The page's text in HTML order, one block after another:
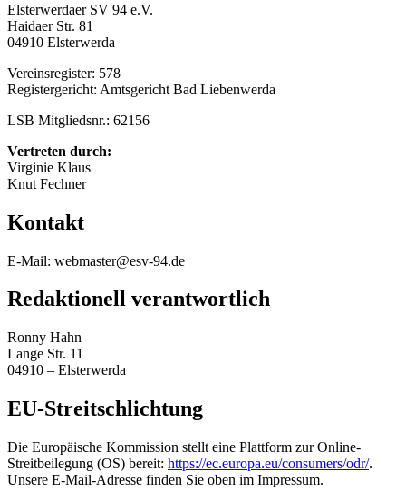
Elsterwerdaer SV 94 e.V.
Haidaer Str. 81
04910 Elsterwerda
Vereinsregister: 578
Registergericht: Amtsgericht Bad Liebenwerda
LSB Mitgliedsnr.: 62156
Vertreten durch:
Virginie Klaus
Knut Fechner
Kontakt
E-Mail: webmaster@esv-94.de
Redaktionell verantwortlich
Ronny Hahn
Lange Str. 11
04910 – Elsterwerda
EU-Streitschlichtung
Die Europäische Kommission stellt eine Plattform zur Online-
Streitbeilegung (OS) bereit: https://ec.europa.eu/consumers/odr/.
Unsere E-Mail-Adresse finden Sie oben im Impressum.